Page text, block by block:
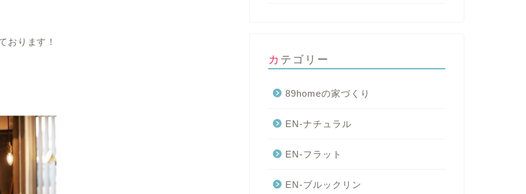
おります！
カテゴリー
89homeの家づくり
EN-ナチュラル
EN-フラット
EN-ブルックリン